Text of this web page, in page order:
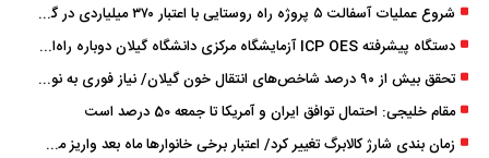
شروع عملیات آسفالت ۵ پروژه راه ‌روستایی با اعتبار ۳۷۰ میلیاردی در گیلان
دستگاه پیشرفته ICP OES آزمایشگاه مرکزی دانشگاه گیلان دوباره راه‌اندازی شد
تحقق بیش از ۹۰ درصد شاخص‌های انتقال خون گیلان/ نیاز فوری به نوسازی تجهیزات آزمایشگاهی
مقام خلیجی: احتمال توافق ایران و آمریکا تا جمعه 50 درصد است
زمان ‌بندی شارژ کالابرگ تغییر کرد/ اعتبار برخی خانوارها ماه بعد واریز می‌شود